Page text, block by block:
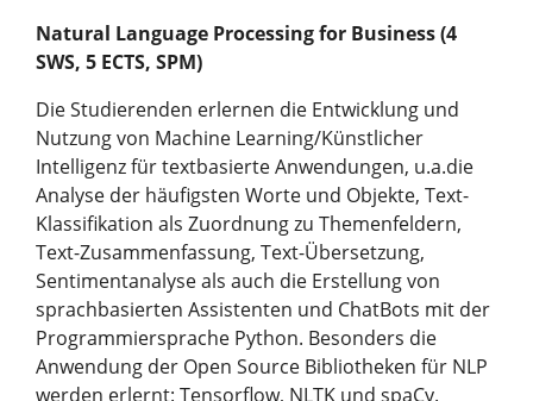
Natural Language Processing for Business (4
SWS, 5 ECTS, SPM)
Die Studierenden erlernen die Entwicklung und
Nutzung von Machine Learning/Künstlicher
Intelligenz für textbasierte Anwendungen, u.a.die
Analyse der häufigsten Worte und Objekte, Text-
Klassifikation als Zuordnung zu Themenfeldern,
Text-Zusammenfassung, Text-Übersetzung,
Sentimentanalyse als auch die Erstellung von
sprachbasierten Assistenten und ChatBots mit der
Programmiersprache Python. Besonders die
Anwendung der Open Source Bibliotheken für NLP
werden erlernt: Tensorflow, NLTK und spaCy.